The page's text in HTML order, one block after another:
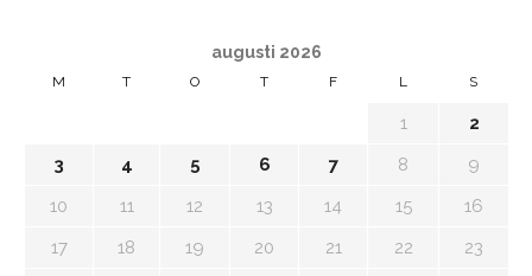
augusti 2026
M T O T F L S
1
2
3
4 5 6 7 8
9
10
11 12 13 14 15
16
17
18 19 20 21 22
23